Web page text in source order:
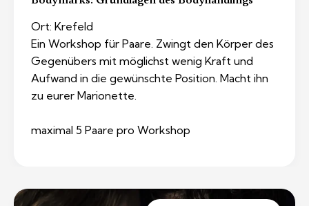
Ort: Krefeld
Ein Workshop für Paare. Zwingt den Körper des
Gegenübers mit möglichst wenig Kraft und
Aufwand in die gewünschte Position. Macht ihn
zu eurer Marionette.
maximal 5 Paare pro Workshop